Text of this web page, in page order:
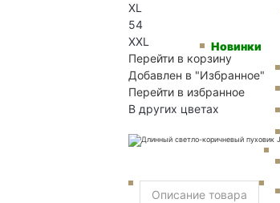
Новинки
XL
54
XXL
Перейти в корзину
Добавлен в "Избранное"
Перейти в избранное
В других цветах
Описание товара